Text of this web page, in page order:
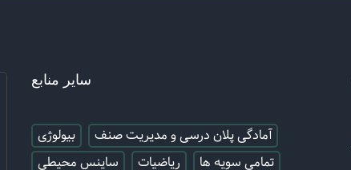
سایر منابع
آمادگی پلان درسی و مدیریت صنف
بیولوژی
تمامی سویه ها
ریاضیات ساینس محیطی